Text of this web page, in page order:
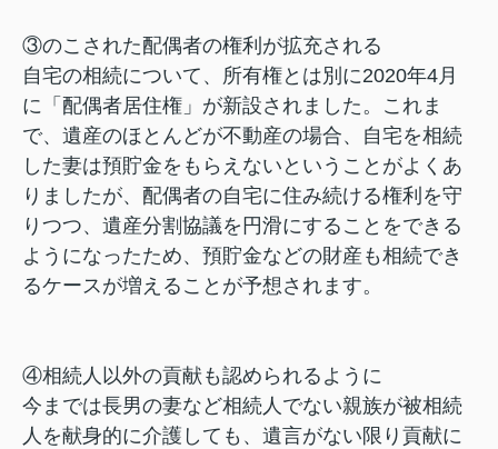
③のこされた配偶者の権利が拡充される
自宅の相続について、所有権とは別に2020年4月
に「配偶者居住権」が新設されました。これま
で、遺産のほとんどが不動産の場合、自宅を相続
した妻は預貯金をもらえないということがよくあ
りましたが、配偶者の自宅に住み続ける権利を守
りつつ、遺産分割協議を円滑にすることをできる
ようになったため、預貯金などの財産も相続でき
るケースが増えることが予想されます。
④相続人以外の貢献も認められるように
今までは長男の妻など相続人でない親族が被相続
人を献身的に介護しても、遺言がない限り貢献に